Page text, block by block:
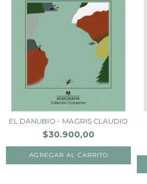
EL DANUBIO - MAGRIS CLAUDIO
$30.900,00